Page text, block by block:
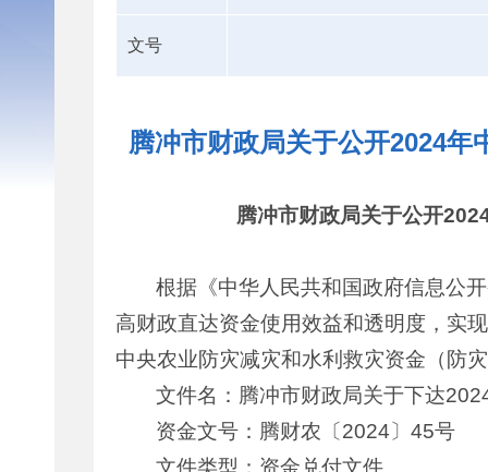
文号
腾冲市财政局关于公开2024
腾冲市财政局关于公开
根据《中华人民共和国政府信息公
高财政直达资金使用效益和透明度，实
中央农业防灾减灾和水利救灾资金（防
文件名：腾冲市财政局关于下达
资金文号：腾财农〔2024〕45号
文件类型：资金兑付文件